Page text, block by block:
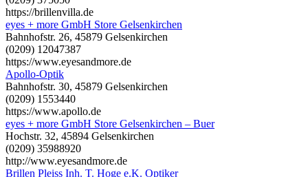
https://brillenvilla.de
eyes + more GmbH Store Gelsenkirchen
Bahnhofstr. 26, 45879 Gelsenkirchen
(0209) 12047387
https://www.eyesandmore.de
Apollo-Optik
Bahnhofstr. 30, 45879 Gelsenkirchen
(0209) 1553440
https://www.apollo.de
eyes + more GmbH Store Gelsenkirchen – Buer
Hochstr. 32, 45894 Gelsenkirchen
(0209) 35988920
http://www.eyesandmore.de
Brillen Pleiss Inh. T. Hoge e.K. Optiker